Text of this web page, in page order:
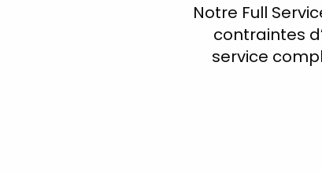
Notre Full
contraintes
service